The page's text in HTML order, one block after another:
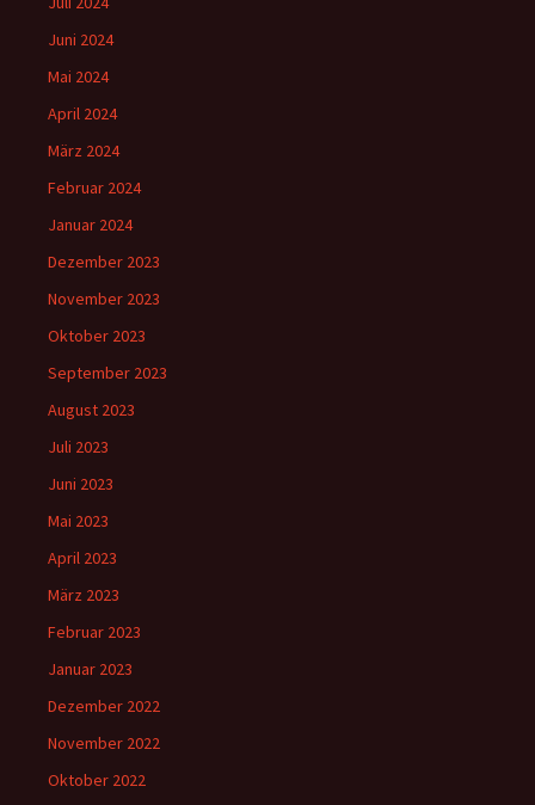
Juni 2024
Mai 2024
April 2024
März 2024
Februar 2024
Januar 2024
Dezember 2023
November 2023
Oktober 2023
September 2023
August 2023
Juli 2023
Juni 2023
Mai 2023
April 2023
März 2023
Februar 2023
Januar 2023
Dezember 2022
November 2022
Oktober 2022